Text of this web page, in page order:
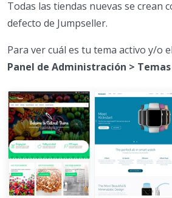
Todas las tiendas nuevas se crean
defecto de Jumpseller.
Para ver cuál es tu tema activo y/o
Panel de Administración >